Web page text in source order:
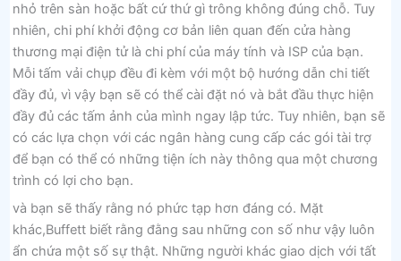
nhỏ trên sàn hoặc bất cứ thứ gì trông không đúng chỗ. Tuy
nhiên, chi phí khởi động cơ bản liên quan đến cửa hàng
thương mại điện tử là chi phí của máy tính và ISP của bạn.
Mỗi tấm vải chụp đều đi kèm với một bộ hướng dẫn chi tiết
đầy đủ, vì vậy bạn sẽ có thể cài đặt nó và bắt đầu thực hiện
đầy đủ các tấm ảnh của mình ngay lập tức. Tuy nhiên, bạn sẽ
có các lựa chọn với các ngân hàng cung cấp các gói tài trợ
để bạn có thể có những tiện ích này thông qua một chương
trình có lợi cho bạn.
và bạn sẽ thấy rằng nó phức tạp hơn đáng có. Mặt
khác,Buffett biết rằng đằng sau những con số như vậy luôn
ẩn chứa một số sự thật. Những người khác giao dịch với tất